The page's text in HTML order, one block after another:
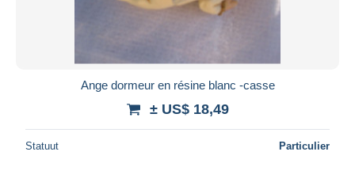
Bankoverschrijving
Bancontact
iDeal
Maestro
Ange dormeur en résine blanc -casse
± US$ 18,49
Statuut Particulier